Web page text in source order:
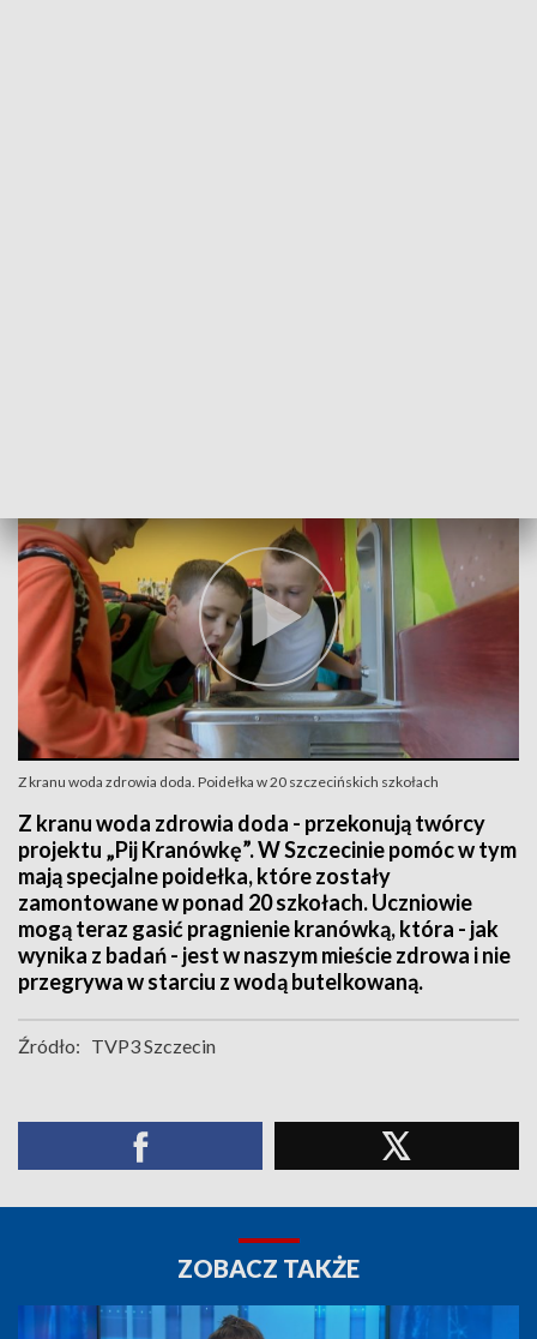
Z kranu woda zdrowia doda. Poidełka w 20 szczecińskich szkołach
Z kranu woda zdrowia doda - przekonują twórcy
projektu „Pij Kranówkę”. W Szczecinie pomóc w tym
mają specjalne poidełka, które zostały
zamontowane w ponad 20 szkołach. Uczniowie
mogą teraz gasić pragnienie kranówką, która - jak
wynika z badań - jest w naszym mieście zdrowa i nie
przegrywa w starciu z wodą butelkowaną.
Źródło: TVP3 Szczecin
ZOBACZ TAKŻE